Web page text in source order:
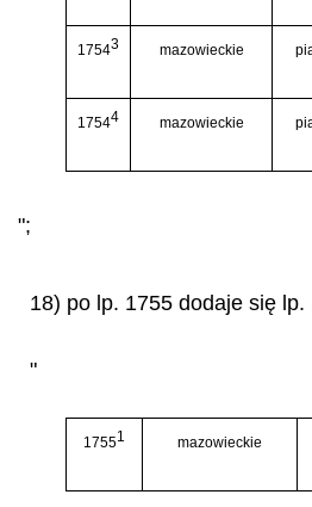
17543 mazowieckie
17544 mazowieckie
";
18) po lp. 1755 dodaje się
"
17551 mazowieckie